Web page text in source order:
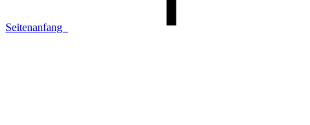
Seitenanfang